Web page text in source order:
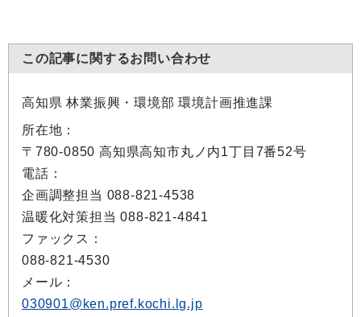
この記事に関するお問い合わせ
高知県 林業振興・環境部 環境計画推進課
所在地：
〒780-0850 高知県高知市丸ノ内1丁目7番52号
電話：
企画調整担当 088-821-4538
温暖化対策担当 088-821-4841
ファックス：
088-821-4530
メール：
030901@ken.pref.kochi.lg.jp